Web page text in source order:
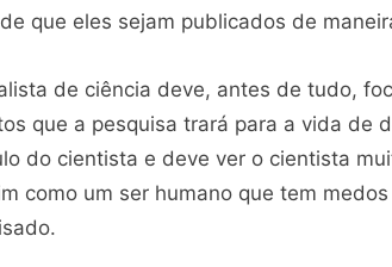
que eles sejam publicados de
de ciência deve, antes de tudo,
que a pesquisa trará para a vida de
do cientista e deve ver o cientista
como um ser humano que tem